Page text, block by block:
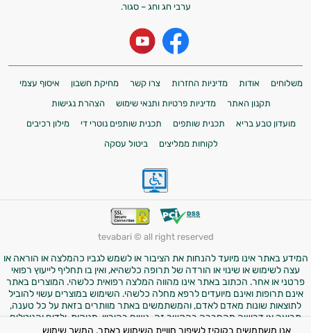
ערבי חג וחג – סגור.
משלוחים אודות מדיניות החזרות צרו קשר מחיקת חשבון
איסוף עצמי
תקנון האתר
מדיניות פרטיות ותנאי שימוש
הצהרת נגישות
מועדון טבע בריא
תכנית שותפים תכנית שותפים נוטרי די
מילון רכיבים
לקוחות ממליצים
ביטול עסקה
tevabari © all right reserved
המידע באתר אינו מיועד להנחות את הציבור או לשמש לגביו כהמלצה או הוראה או
עצה לשימוש או שינוי או הורדה של תרופה כלשהיא, ואין בו תחליף לייעוץ רפואי
פרטני או אחר. הכתוב באתר אינו מהווה המלצה רפואית כלשהי. המוצרים באתר
אינם תרופות ואינם מיועדים לרפא מחלה כלשהי. השימוש במוצרים עשוי להוביל
לתוצאות שונות מאדם לאדם, והמשתמשים באתר מוותרים בזאת על כל טענה,
תביעה או דרישה מהחברה בהקשר זה. נשים בהיריון, מניקות, ילדים והנוטלים
תרופות מרשם – יש להיוועץ ברופא לפני השימוש במוצרים. התמונות באתר הן
אנו משתמשים בקוקיז לשיפור חוויית השימוש באתר. המשך שימוש